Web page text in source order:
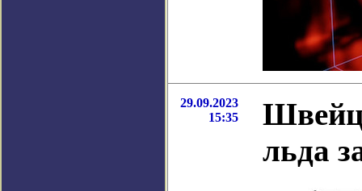
29.09.2023
15:35
льда